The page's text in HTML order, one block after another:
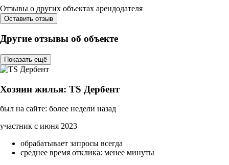
Отзывы о других объектах арендодателя
Оставить отзыв
Другие отзывы об объекте
Показать ещё
Хозяин жилья: TS Дербент
был на сайте: более недели назад
участник с июня 2023
обрабатывает запросы всегда
среднее время отклика: менее минуты